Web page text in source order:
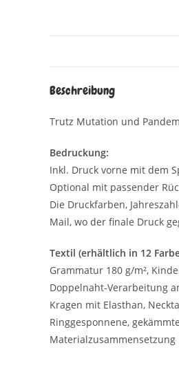
Beschreibung
Trutz Mutation und
Bedruckung:
Inkl. Druck vorne mit dem
Optional mit passender
Die Druckfarben,
Mail, wo der finale Druck
Textil (erhältlich in 12
Grammatur 180 g/m²,
Doppelnaht-Verarbeitung
Kragen mit Elasthan,
Ringgesponnene,
Materialzusammensetzung